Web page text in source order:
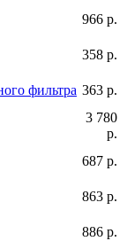
966 р.
358 р.
фильтра 363 р.
3 780
р.
687 р.
863 р.
886 р.